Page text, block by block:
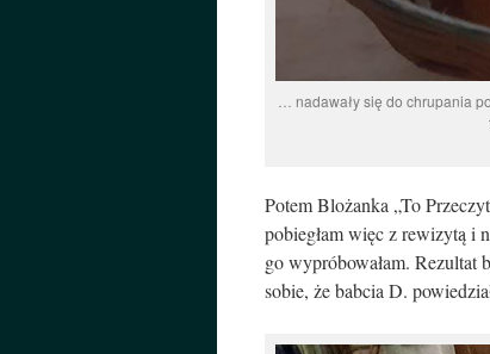
… nadawały się do chrupania
Potem Blożanka „To
pobiegłam więc z rewizytą i
go wypróbowałam.
sobie, że babcia D.